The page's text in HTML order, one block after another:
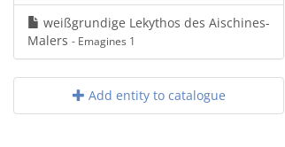
weißgrundige Lekythos des Aischines-
Malers - Emagines 1
Add entity to catalogue